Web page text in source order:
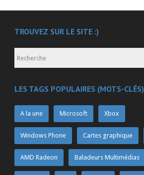
TROUVEZ SUR LE SITE :)
LES TAGS POPULAIRES (MOTS-CLÉS)
A la une Microsoft Xbox
Windows Phone Cartes graphique
AMD Radeon Baladeurs Multimédias